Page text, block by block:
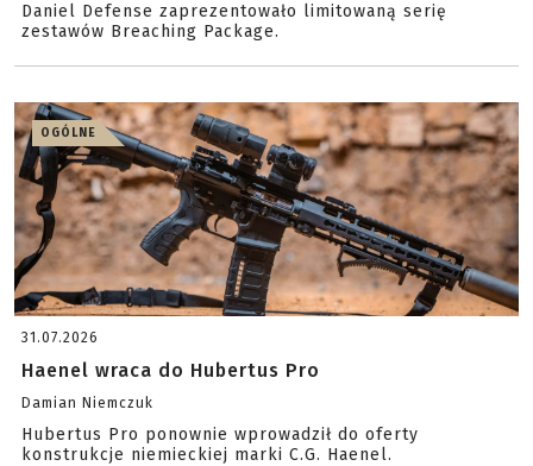
Daniel Defense zaprezentowało limitowaną serię
zestawów Breaching Package.
OGÓLNE
31.07.2026
Haenel wraca do Hubertus Pro
Damian Niemczuk
Hubertus Pro ponownie wprowadził do oferty
konstrukcje niemieckiej marki C.G. Haenel.